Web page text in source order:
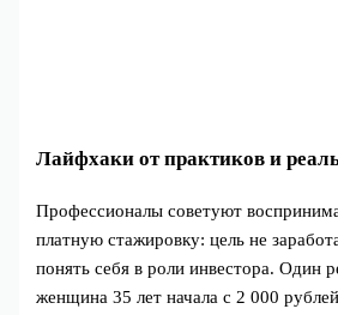
Лайфхаки от практиков и
Профессионалы советуют
платную стажировку: цель не
понять себя в роли инвестора. Один
женщина 35 лет начала с 2 000